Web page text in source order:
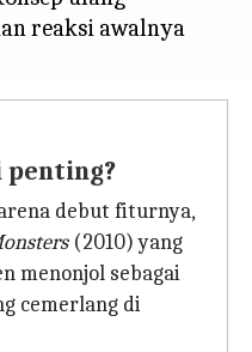
reaksi awalnya
debut fiturnya,
(2010) yang
menonjol sebagai
cemerlang di